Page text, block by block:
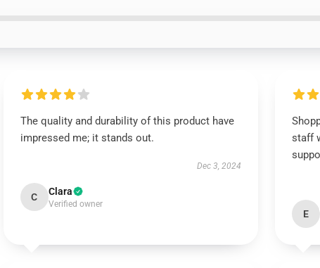
The quality and durability of this product have
impressed me; it stands out.
Dec 3, 2024
C Clara
Verified owner
staff
E